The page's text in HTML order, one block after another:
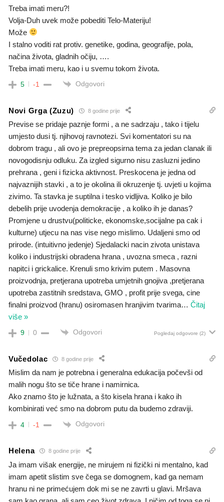
Treba imati meru?!
Volja-Duh uvek može pobediti Telo-Materiju!
Može
I stalno voditi rat protiv. genetike, godina, geografije, pola,
načina života, gladnih očiju, ….
Treba imati meru, kao i u svemu tokom života.
5 -1 Odgovori
Novi Grga (Zuzu) 8 godine prije
Previse se pridaje paznje formi , a ne sadrzaju , tako i tijelu
umjesto dusi tj. njihovoj ravnotezi. Svi komentatori su na
dobrom tragu , ali ovo je prepreopsirna tema za jedan clanak ili
novogodisnju odluku. Za izgled sigurno nisu zasluzni jedino
prehrana , geni i fizicka aktivnost. Preskocena je jedna od
najvaznijih stavki , a to je okolina ili okruzenje tj. uvjeti u kojima
zivimo. Ta stavka je suptilna i tesko vidljiva. Koliko je bilo
debelih prije uvodenja demokracije , a koliko ih je danas?
Promjene u drustvu(politicke, ekonomske,socijalne pa cak i
kulturne) utjecu na nas vise nego mislimo. Udaljeni smo od
prirode. (intuitivno jedenje) Sjedalacki nacin zivota unistava
koliko i industrijski obradena hrana , uvozna smeca , razni
napitci i grickalice. Krenuli smo krivim putem . Masovna
proizvodnja, pretjerana upotreba umjetnih gnojiva ,pretjerana
upotreba zastitnih sredstava, GMO , profit prije svega, cine
finalni proizvod (hranu) osiromasen hranjivim tvarima… Čitaj
više »
9 0 Odgovori Pogledaj odgovore (2)
Vučedolac 8 godine prije
Mislim da nam je potrebna i generalna edukacija počevši od
malih nogu što se tiče hrane i namirnica.
Ako znamo što je lužnata, a što kisela hrana i kako ih
kombinirati već smo na dobrom putu da budemo zdraviji.
4 -1 Odgovori
Helena 8 godine prije
Ja imam višak energije, ne mirujem ni fizički ni mentalno, kad
imam apetit slistim sve čega se domognem, kad ga nemam
hranu ni ne primećujem dok mi se ne zavrti u glavi. Mršava